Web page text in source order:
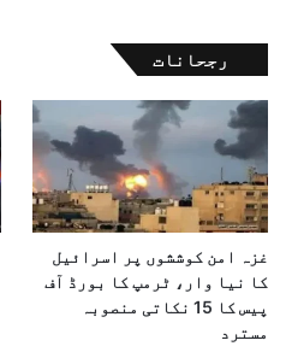
رجحانات
غزہ امن کوششوں پر اسرائیل
کا نیا وار، ٹرمپ کا بورڈ آف
پیس کا 15 نکاتی منصوبہ
مسترد